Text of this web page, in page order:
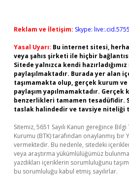
Reklam ve İletişim: Skype:
Yasal Uyarı: Bu internet sitesi,
veya şahıs şirketi ile hiçbir
Sitede yalnızca kendi
paylaşılmaktadır. Burada yer alan
taşımamakta olup, gerçek kurum
paylaşım yapılmamaktadır.
benzerlikleri tamamen tesadüfidir.
taslak halindedir ve tavsiye niteliği
Sitemiz, 5651 Sayılı Kanun gereğince
Kurumu (BTK) tarafından onaylanmış bir
vermektedir. Bu nedenle, sitedeki
veya araştırma yükümlülüğümüz
yazdıkları içeriklerin sorumluluğunu
bu sorumluluğu kabul etmiş sayılırlar.